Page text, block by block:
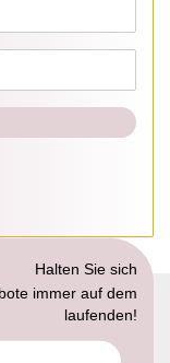
Halten Sie sich
immer auf dem
laufenden!